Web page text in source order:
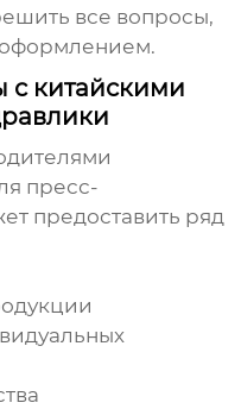
все вопросы,
с китайскими
пресс-
предоставить ряд